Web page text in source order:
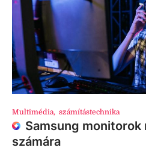
Multimédia, számítástechnika
Samsung monitorok
számára